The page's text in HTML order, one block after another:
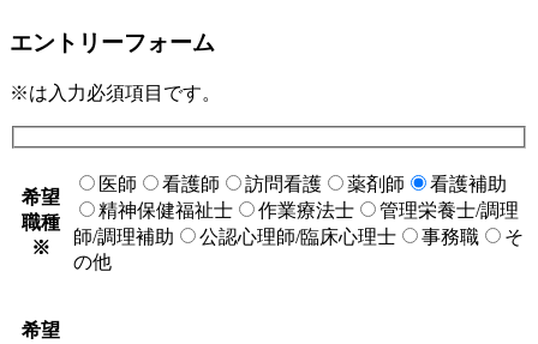
エントリーフォーム
※は入力必須項目です。
希望
職種
※
医師 看護師 訪問看護 薬剤師
看護補助
精神保健福祉士
作業療法士
管理栄養士/調理
師/調理補助
公認心理師/臨床心理士 事務職
そ
の他
希望